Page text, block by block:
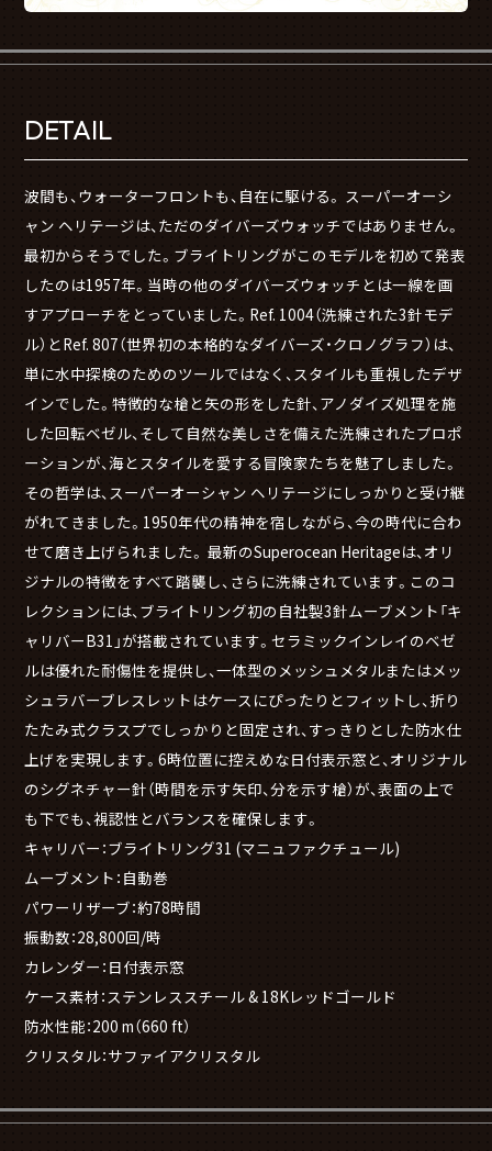
DETAIL
波間も、ウォーターフロントも、自在に駆ける。 スーパーオーシ
ャン ヘリテージは、ただのダイバーズウォッチではありません。
最初からそうでした。ブライトリングがこのモデルを初めて発表
したのは1957年。当時の他のダイバーズウォッチとは一線を画
すアプローチをとっていました。Ref. 1004（洗練された3針モデ
ル）とRef. 807（世界初の本格的なダイバーズ・クロノグラフ）は、
単に水中探検のためのツールではなく、スタイルも重視したデザ
インでした。特徴的な槍と矢の形をした針、アノダイズ処理を施
した回転ベゼル、そして自然な美しさを備えた洗練されたプロポ
ーションが、海とスタイルを愛する冒険家たちを魅了しました。
その哲学は、スーパーオーシャン ヘリテージにしっかりと受け継
がれてきました。1950年代の精神を宿しながら、今の時代に合わ
せて磨き上げられました。 最新のSuperocean Heritageは、オリ
ジナルの特徴をすべて踏襲し、さらに洗練されています。このコ
レクションには、ブライトリング初の自社製3針ムーブメント「キ
ャリバーB31」が搭載されています。セラミックインレイのベゼ
ルは優れた耐傷性を提供し、一体型のメッシュメタルまたはメッ
シュラバーブレスレットはケースにぴったりとフィットし、折り
たたみ式クラスプでしっかりと固定され、すっきりとした防水仕
上げを実現します。6時位置に控えめな日付表示窓と、オリジナル
のシグネチャー針（時間を示す矢印、分を示す槍）が、表面の上で
も下でも、視認性とバランスを確保します。
キャリバー：ブライトリング31 (マニュファクチュール)
ムーブメント：自動巻
パワーリザーブ：約78時間
振動数：28,800回/時
カレンダー：日付表示窓
ケース素材：ステンレススチール & 18Kレッドゴールド
防水性能：200 m（660 ft）
クリスタル：サファイアクリスタル